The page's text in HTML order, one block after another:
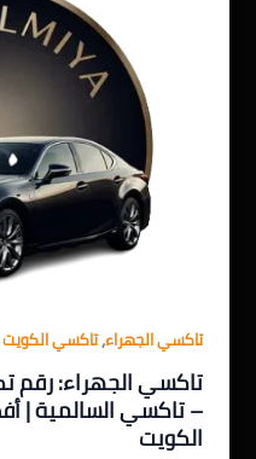
تاكسي الجهراء,تاكسي الكويت
– تاكسي السالمية |
الكويت